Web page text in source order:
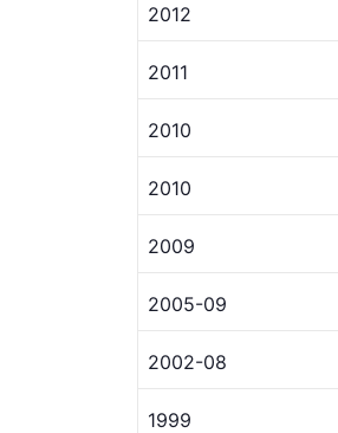
2012
2011
2010
2010
2009
2005-09
2002-08
1999